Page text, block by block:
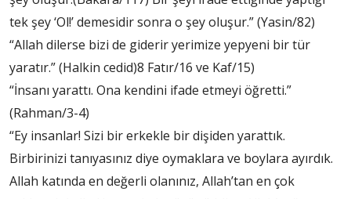
tek şey ‘Ol!’ demesidir sonra o şey oluşur.” (Yasin/82)
“Allah dilerse bizi de giderir yerimize yepyeni bir tür
yaratır.” (Halkin cedid)8 Fatır/16 ve Kaf/15)
“İnsanı yarattı. Ona kendini ifade etmeyi öğretti.”
(Rahman/3-4)
“Ey insanlar! Sizi bir erkekle bir dişiden yarattık.
Birbirinizi tanıyasınız diye oymaklara ve boylara ayırdık.
Allah katında en değerli olanınız, Allah’tan en çok